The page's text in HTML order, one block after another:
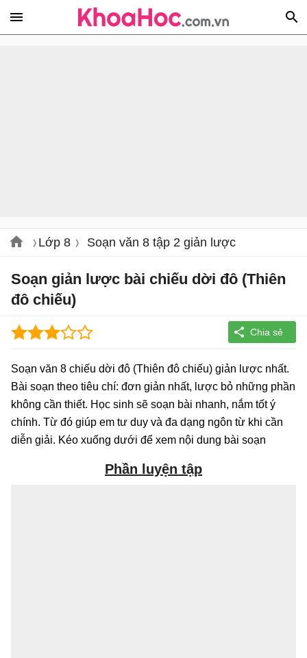
Lớp 8 Soạn văn 8 tập 2 giản lược
Soạn giản lược bài chiếu dời đô (Thiên
đô chiếu)
Soạn văn 8 chiếu dời đô (Thiên đô chiếu) giản lược nhất.
Bài soạn theo tiêu chí: đơn giản nhất, lược bỏ những phần
không cần thiết. Học sinh sẽ soạn bài nhanh, nắm tốt ý
chính. Từ đó giúp em tư duy và đa dạng ngôn từ khi cần
diễn giải. Kéo xuống dưới để xem nội dung bài soạn
Phần luyện tập